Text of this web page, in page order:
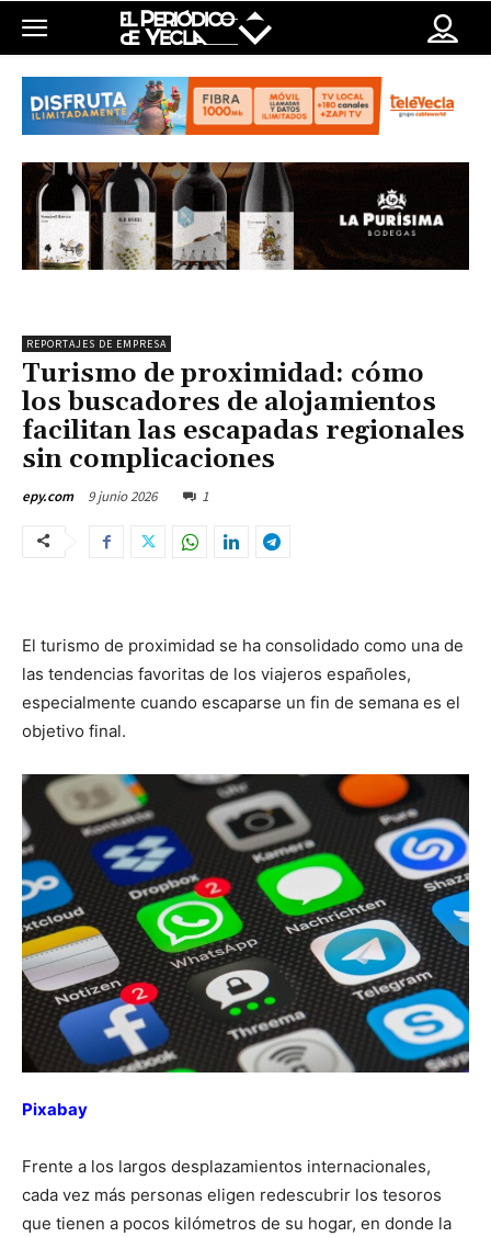
REPORTAJES DE EMPRESA
Turismo de proximidad: cómo
los buscadores de alojamientos
facilitan las escapadas regionales
sin complicaciones
epy.com 9 junio 2026 1
El turismo de proximidad se ha consolidado como una de
las tendencias favoritas de los viajeros españoles,
especialmente cuando escaparse un fin de semana es el
objetivo final.
Pixabay
Frente a los largos desplazamientos internacionales,
cada vez más personas eligen redescubrir los tesoros
que tienen a pocos kilómetros de su hogar, en donde la